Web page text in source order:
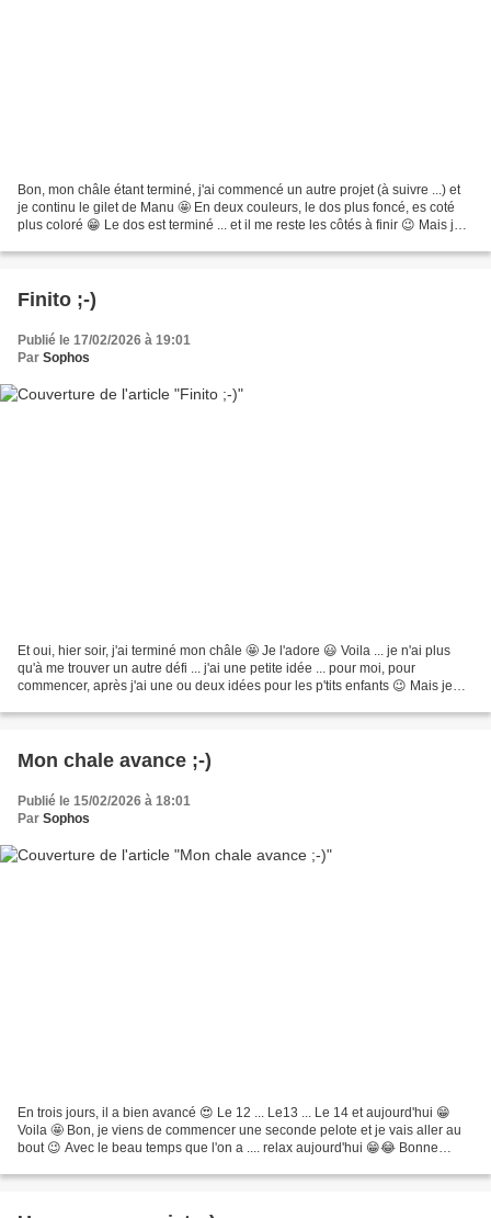
Bon, mon châle étant terminé, j'ai commencé un autre projet (à suivre ...) et
je continu le gilet de Manu 🤩 En deux couleurs, le dos plus foncé, es coté
plus coloré 😁 Le dos est terminé ... et il me reste les côtés à finir 😉 Mais je
Finito ;-)
Publié le 17/02/2026 à 19:01
Par Sophos
Et oui, hier soir, j'ai terminé mon châle 🤩 Je l'adore 😃 Voila ... je n'ai plus
qu'à me trouver un autre défi ... j'ai une petite idée ... pour moi, pour
commencer, après j'ai une ou deux idées pour les p'tits enfants 😉 Mais je
Mon chale avance ;-)
Publié le 15/02/2026 à 18:01
Par Sophos
En trois jours, il a bien avancé 😍 Le 12 ... Le13 ... Le 14 et aujourd'hui 😁
Voila 🤩 Bon, je viens de commencer une seconde pelote et je vais aller au
bout 😉 Avec le beau temps que l'on a .... relax aujourd'hui 😁😂 Bonne